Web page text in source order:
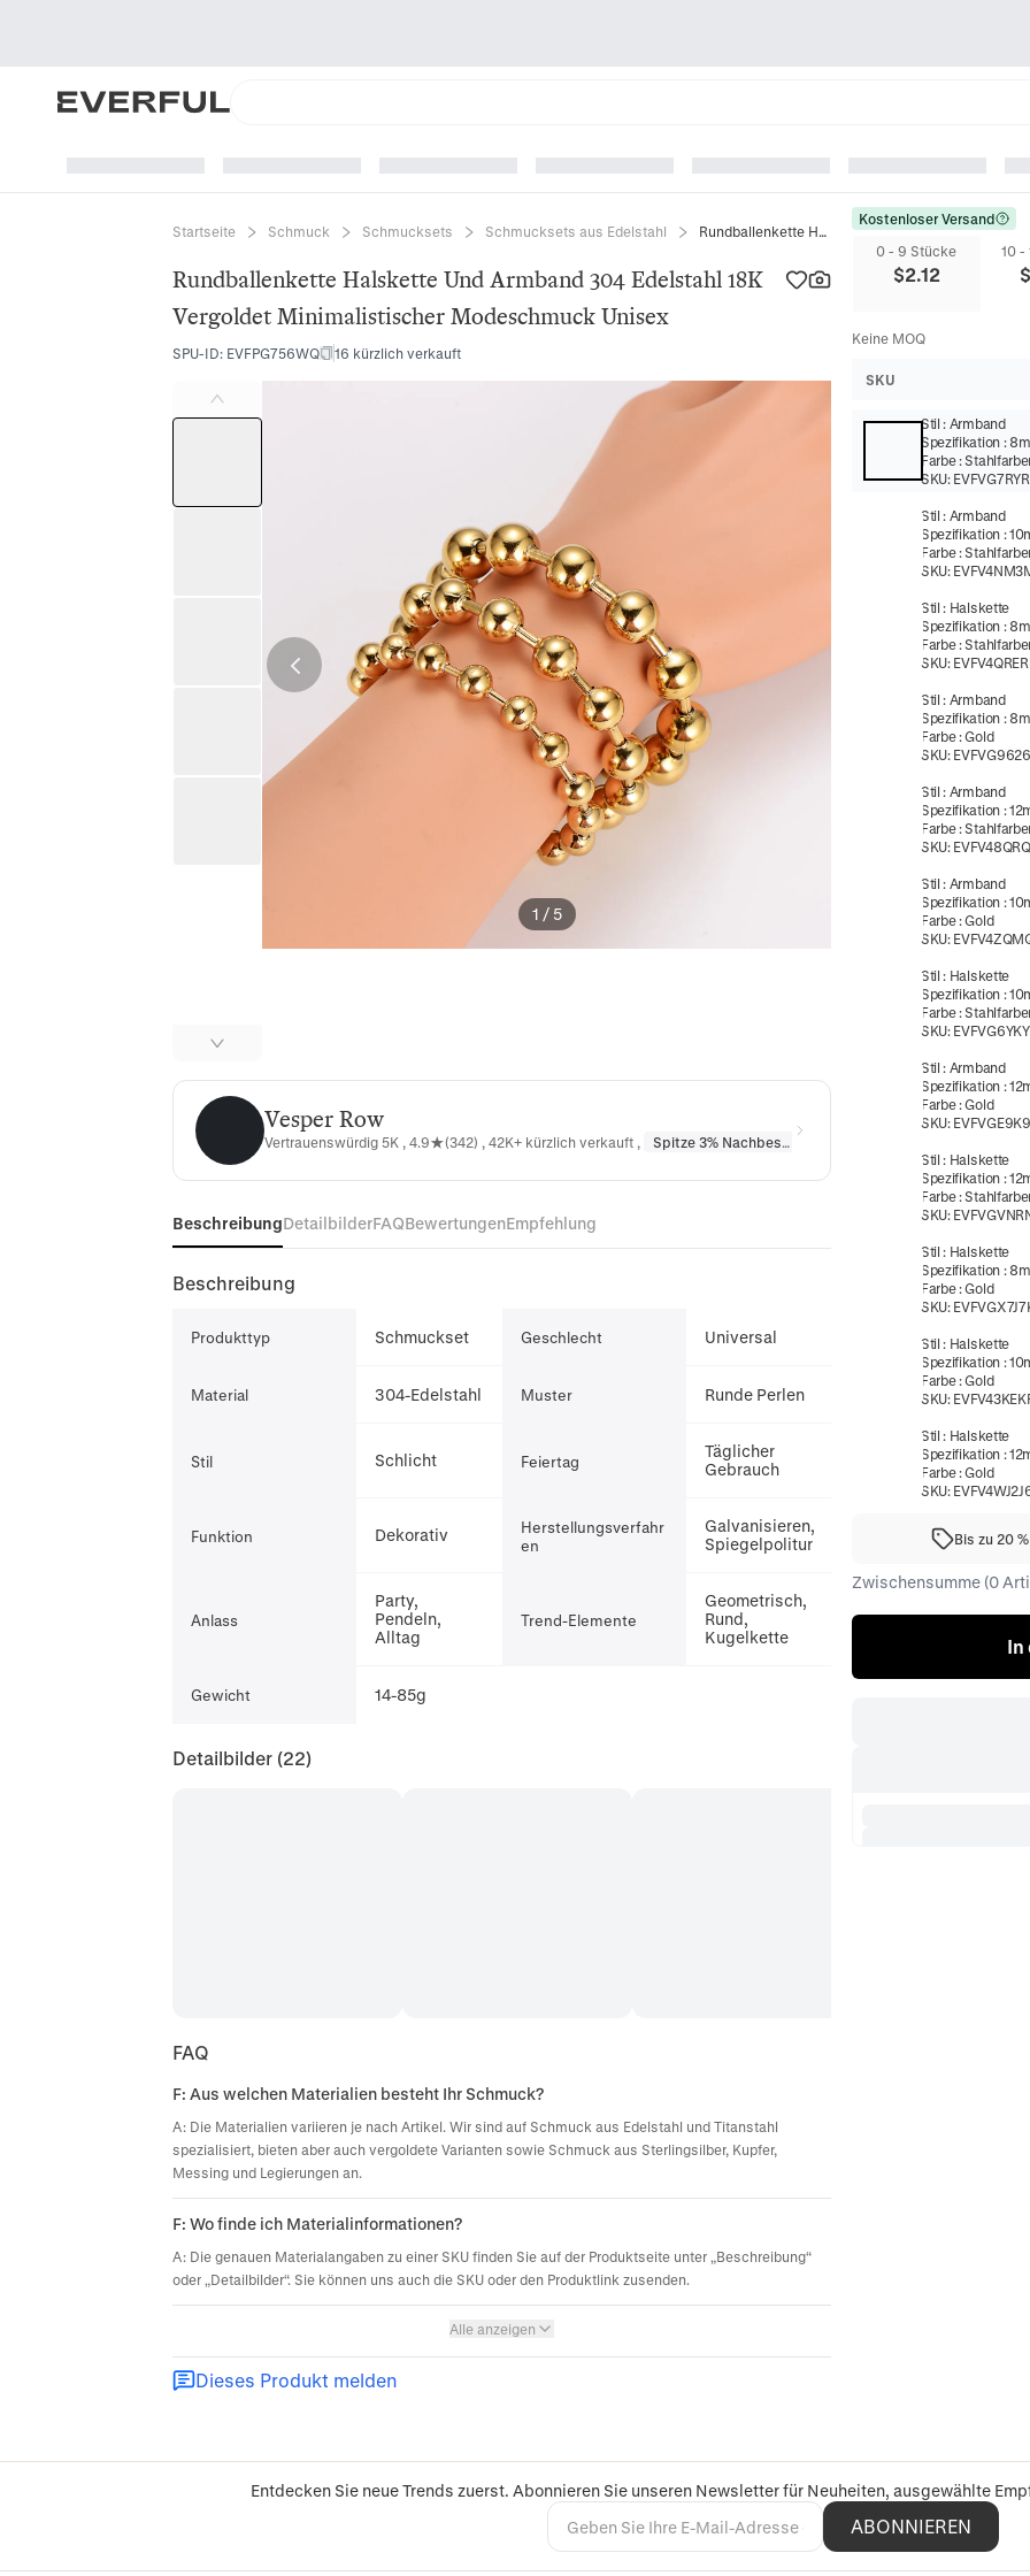
Startseite Schmuck Schmucksets Schmucksets aus Edelstahl Rundballenkette Halskette Und Armband 304 Edelstahl 18K Vergoldet Minimalistischer Modeschmuck Unisex
Rundballenkette Halskette Und Armband 304 Edelstahl 18K
Vergoldet Minimalistischer Modeschmuck Unisex
SPU-ID: EVFPG756WQ 16 kürzlich verkauft
1 / 5
Vesper RowVesper Row
Vertrauenswürdig 5K , 4.9★(342) , 42K+ kürzlich verkauft , Spitze 3% Nachbestellt
BeschreibungDetailbilderFAQBewertungenEmpfehlung
Beschreibung
Produkttyp Schmuckset Geschlecht Universal
Material 304-Edelstahl Muster Runde Perlen
Stil Schlicht Feiertag
Täglicher
Gebrauch
Funktion Dekorativ
Herstellungsverfahr
en
Galvanisieren,
Spiegelpolitur
Anlass
Party,
Pendeln,
Alltag
Trend-Elemente
Geometrisch,
Rund,
Kugelkette
Gewicht 14-85g
Detailbilder (22)
FAQ
F: Aus welchen Materialien besteht Ihr Schmuck?
A: Die Materialien variieren je nach Artikel. Wir sind auf Schmuck aus Edelstahl und Titanstahl
spezialisiert, bieten aber auch vergoldete Varianten sowie Schmuck aus Sterlingsilber, Kupfer,
Messing und Legierungen an.
F: Wo finde ich Materialinformationen?
A: Die genauen Materialangaben zu einer SKU finden Sie auf der Produktseite unter „Beschreibung“
oder „Detailbilder“. Sie können uns auch die SKU oder den Produktlink zusenden.
Alle anzeigen
Dieses Produkt melden
Kostenloser Versand
0 - 9 Stücke
$2.12
10 -
$
Keine MOQ
SKU
Stil : Armband
Spezifikation:
Farbe:
SKU:
Stil : Armband
Spezifikation:
Farbe:
SKU:
Stil : Halskette
Spezifikation:
Farbe:
SKU:
Stil : Armband
Spezifikation:
Farbe:Gold
SKU:
Stil : Armband
Spezifikation:
Farbe:
SKU:
Stil : Armband
Spezifikation:
Farbe:Gold
SKU:
Stil : Halskette
Spezifikation:
Farbe:
SKU:
Stil : Armband
Spezifikation:
Farbe:Gold
SKU:
Stil : Halskette
Spezifikation:
Farbe:
SKU:
Stil : Halskette
Spezifikation:
Farbe:Gold
SKU:
Stil : Halskette
Spezifikation:
Farbe:Gold
SKU:
Stil : Halskette
Spezifikation:
Farbe:Gold
SKU:
Bis zu 20
Zwischensumme (0
In
Entdecken Sie neue Trends zuerst. Abonnieren Sie unseren Newsletter für Neuheiten, ausgewählte
ABONNIEREN